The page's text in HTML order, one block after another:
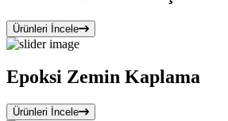
Ürünleri İncele
Epoksi Zemin Kaplama
Ürünleri İncele